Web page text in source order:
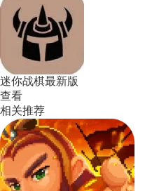
迷你战棋最新版
查看
相关推荐